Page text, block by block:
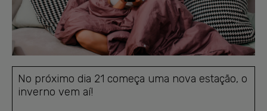
No próximo dia 21 começa uma nova estação, o
inverno vem aí!